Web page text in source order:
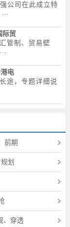
公司在此成立特
...
际贸
管制、贸易壁
电
途，专题详细说
前期
划
、穿透